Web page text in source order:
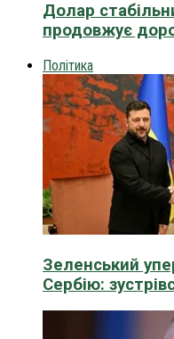
Долар
продовжує
Політика
Зеленський
Сербію: